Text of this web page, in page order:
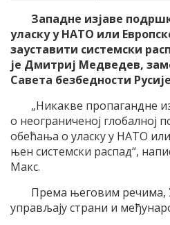
Западне изјаве
уласку у НАТО или
зауставити системски
је Дмитриј Медведев,
Савета безбедности
„Никакве пропагандне
о неограниченој глобалној
обећања о уласку у НАТО
њен системски распад“,
Макс.
Према његовим речима,
управљају страни и